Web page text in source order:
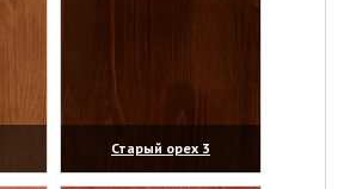
Старый орех 3
(увеличить)